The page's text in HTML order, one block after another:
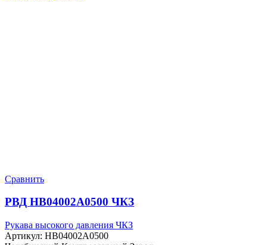
Сравнить
РВД HB04002A0500 ЧКЗ
Рукава высокого давления ЧКЗ
Артикул: HB04002A0500